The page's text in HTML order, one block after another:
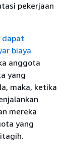
pekerjaan
dapat
biaya
anggota
yang
maka, ketika
mereka
yang